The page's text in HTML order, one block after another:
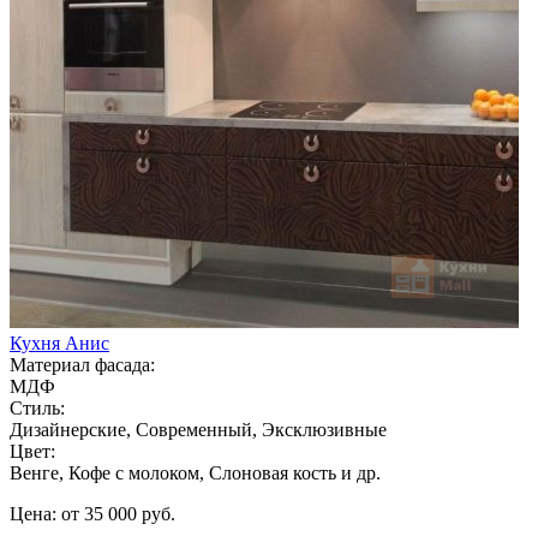
Кухня Анис
Материал фасада:
МДФ
Стиль:
Дизайнерские, Современный, Эксклюзивные
Цвет:
Венге, Кофе с молоком, Слоновая кость и др.
Цена: от 35 000 руб.